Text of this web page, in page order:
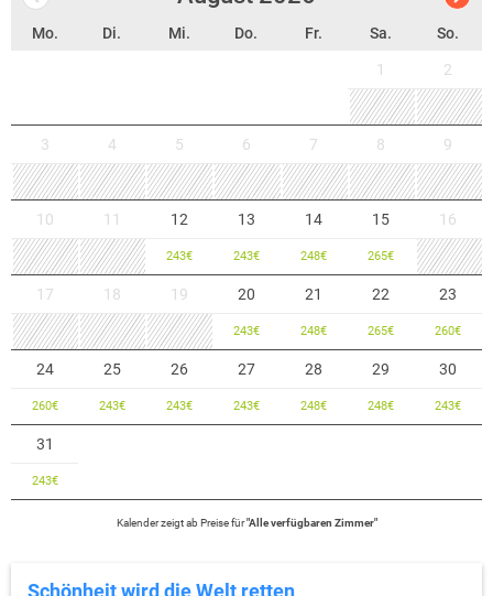
Mo. Di. Mi. Do. Fr. Sa. So.
1 2
3 4 5 6 7 8 9
10 11 12
243€
13
243€
14
248€
15
265€
16
17 18 19 20
243€
21
248€
22
265€
23
260€
24
260€
25
243€
26
243€
27
243€
28
248€
29
248€
30
243€
31
243€
Kalender zeigtab Preise für"Alle verfügbaren Zimmer"
Schönheit wird die Welt retten